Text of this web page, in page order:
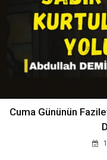
Cuma Gününün